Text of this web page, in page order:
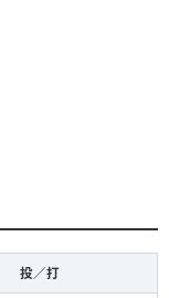
投／打